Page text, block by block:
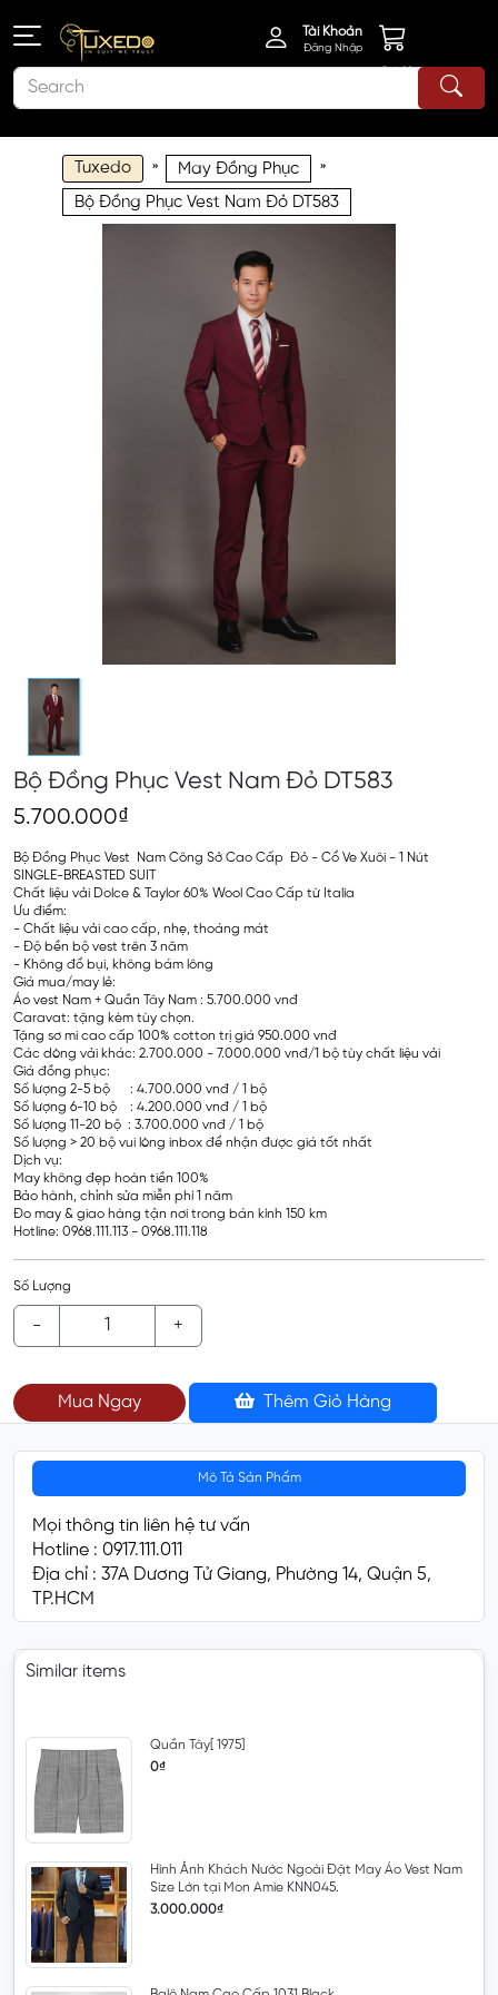
Tài Khoản
Đăng Nhập
Giỏ Hàng
Tuxedo » May Đồng Phục »
Bộ Đồng Phục Vest Nam Đỏ DT583
Bộ Đồng Phục Vest Nam Đỏ DT583
5.700.000₫
Bộ Đồng Phục Vest Nam Công Sở Cao Cấp Đỏ - Cổ Ve Xuôi - 1 Nút
SINGLE-BREASTED SUIT
Chất liệu vải Dolce & Taylor 60% Wool Cao Cấp từ Italia
Ưu điểm:
- Chất liệu vải cao cấp, nhẹ, thoáng mát
- Độ bền bộ vest trên 3 năm
- Không đổ bụi, không bám lông
Giá mua/may lẻ:
Áo vest Nam + Quần Tây Nam : 5.700.000 vnđ
Caravat: tặng kèm tùy chọn.
Tặng sơ mi cao cấp 100% cotton trị giá 950.000 vnđ
Các dòng vải khác: 2.700.000 - 7.000.000 vnđ/1 bộ tùy chất liệu vải
Giá đồng phục:
Số lượng 2-5 bộ : 4.700.000 vnđ / 1 bộ
Số lượng 6-10 bộ : 4.200.000 vnđ / 1 bộ
Số lượng 11-20 bộ : 3.700.000 vnđ / 1 bộ
Số lượng > 20 bộ vui lòng inbox để nhận được giá tốt nhất
Dịch vụ:
May không đẹp hoàn tiền 100%
Bảo hành, chỉnh sửa miễn phí 1 năm
Đo may & giao hàng tận nơi trong bán kính 150 km
Hotline: 0968.111.113 - 0968.111.118
Số Lượng
- +
Mua Ngay Thêm Giỏ Hàng
Mô Tả Sản Phẩm
Mọi thông tin liên hệ tư vấn
Hotline : 0917.111.011
Địa chỉ : 37A Dương Tử Giang, Phường 14, Quận 5,
TP.HCM
Similar items
Quần Tây[ 1975]
0₫
Hình Ảnh Khách Nước Ngoài Đặt May Áo Vest Nam
Size Lớn tại Mon Amie KNN045.
3.000.000₫